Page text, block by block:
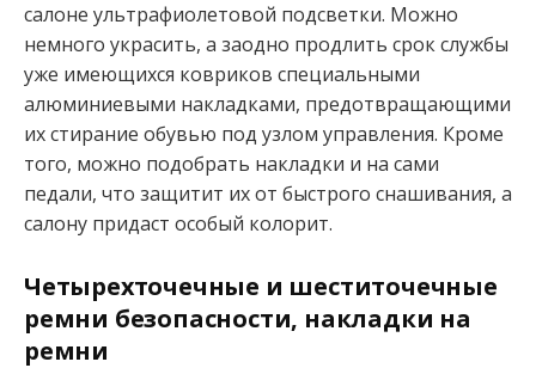
салоне ультрафиолетовой подсветки. Можно
немного украсить, а заодно продлить срок службы
уже имеющихся ковриков специальными
алюминиевыми накладками, предотвращающими
их стирание обувью под узлом управления. Кроме
того, можно подобрать накладки и на сами
педали, что защитит их от быстрого снашивания, а
салону придаст особый колорит.
Четырехточечные и шеститочечные
ремни безопасности, накладки на
ремни